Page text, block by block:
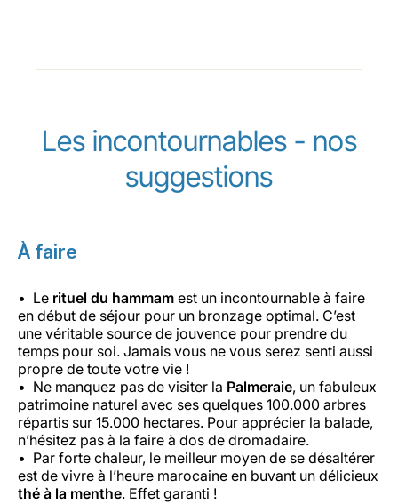
Les incontournables - nos
suggestions
À faire
Le rituel du hammam est un incontournable à faire
en début de séjour pour un bronzage optimal. C’est
une véritable source de jouvence pour prendre du
temps pour soi. Jamais vous ne vous serez senti aussi
propre de toute votre vie !
Ne manquez pas de visiter la Palmeraie, un fabuleux
patrimoine naturel avec ses quelques 100.000 arbres
répartis sur 15.000 hectares. Pour apprécier la balade,
n’hésitez pas à la faire à dos de dromadaire.
Par forte chaleur, le meilleur moyen de se désaltérer
est de vivre à l’heure marocaine en buvant un délicieux
thé à la menthe. Effet garanti !